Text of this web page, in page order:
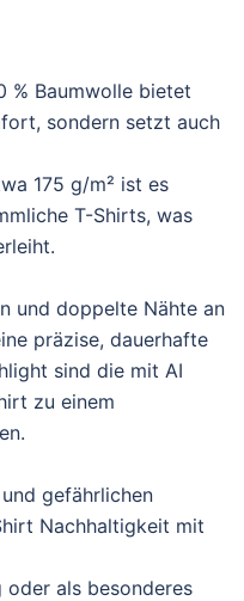
% Baumwolle bietet
sondern setzt auch
175 g/m² ist es
T-Shirts, was
und doppelte Nähte an
präzise, dauerhafte
sind die mit AI
zu einem
gefährlichen
Nachhaltigkeit mit
als besonderes